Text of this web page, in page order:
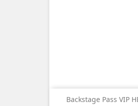
Backstage Pass VIP